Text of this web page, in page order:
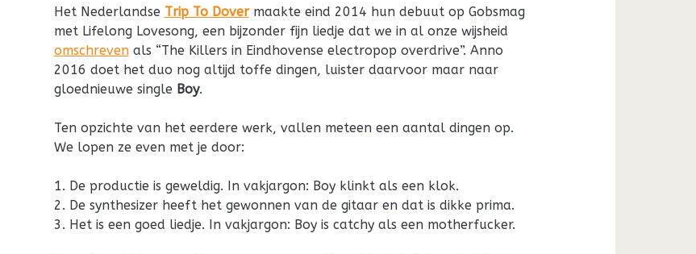
Het Nederlandse Trip To Dovermaakte eind 2014 hun debuut op Gobsmag
met Lifelong Lovesong, een bijzonder fijn liedje dat we in al onze wijsheid
omschrevenals “The Killers in Eindhovense electropop overdrive”. Anno
2016 doet het duo nog altijd toffe dingen, luister daarvoor maar naar
gloednieuwe single Boy.
Ten opzichte van het eerdere werk, vallen meteen een aantal dingen op.
We lopen ze even met je door:
1. De productie is geweldig. In vakjargon: Boy klinkt als een klok.
2. De synthesizer heeft het gewonnen van de gitaar en dat is dikke prima.
3. Het is een goed liedje. In vakjargon: Boy is catchy als een motherfucker.